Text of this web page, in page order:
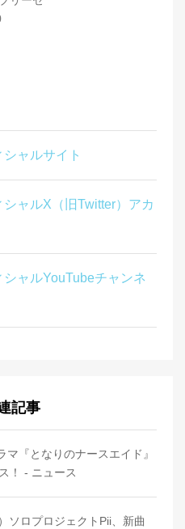
ャルサイト
ャルX（旧Twitter）アカ
ャルYouTubeチャンネ
記事
『となりのナースエイド』
！ - ニュース
ソロプロジェクトPii、新曲